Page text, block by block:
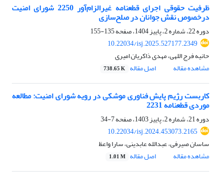
ظرفیت حقوقی اجرای قطعنامه غیرالزام‌آور 2250 شورای امنیت
درخصوص نقش جوانان در صلح‌سازی
دوره 22، شماره 2، پاییز 1404، صفحه
135-155
10.22034/isj.2025.527177.2349
حانیه فرج اللهی، مهدی ذاکریان امیری
مشاهده مقاله
اصل مقاله 738.65 K
کاربست رژیم پایش فناوری موشکی در رویه شورای امنیت: مطالعه
موردی قطعنامه 2231
دوره 21، شماره 2، پاییز 1403، صفحه
7-34
10.22034/isj.2024.453073.2165
ساسان صیرفی، عبدالله عابدینی، سارا واعظ
مشاهده مقاله
اصل مقاله 1.01 M